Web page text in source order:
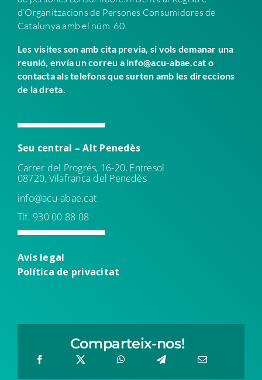
que
es
euros
en
fiances
de
d’Organitzacions de Persones Consumidores de
Catalunya amb el núm. 60.
Les visites son amb cita previa, si vols demanar una
reunió, envía un correu a info@acu-abae.cat o
contacta als telefons que surten amb les direccions
de la dreta.
Seu central – Alt Penedès
Carrer del Progrés, 16-20, Entresol
08720, Vilafranca del Penedès
info@acu-abae.cat
Tlf. 930 00 88 08
Avís legal
Política de privacitat
Comparteix-nos!